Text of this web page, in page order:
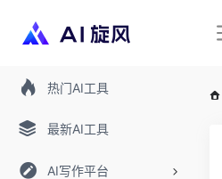
热门AI工具
最新AI工具
AI写作平台